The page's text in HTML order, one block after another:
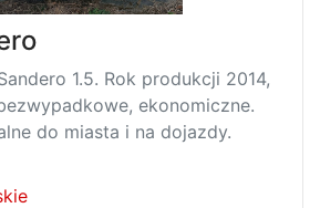
1.5. Rok produkcji 2014,
ekonomiczne.
do miasta i na dojazdy.